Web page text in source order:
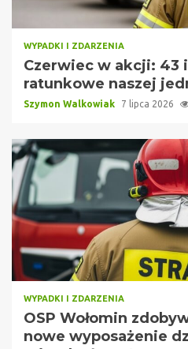
WYPADKI I ZDARZENIA
Czerwiec w akcji: 43
ratunkowe naszej
Szymon Walkowiak 7 lipca 2026
WYPADKI I ZDARZENIA
OSP Wołomin
nowe wyposażenie